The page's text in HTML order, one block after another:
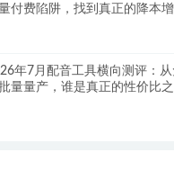
付费陷阱，找到真正的降本
年7月配音工具横向测评：
量量产，谁是真正的性价比之